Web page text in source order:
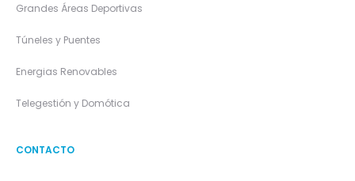
Grandes Áreas Deportivas
Túneles y Puentes
Energias Renovables
Telegestión y Domótica
CONTACTO